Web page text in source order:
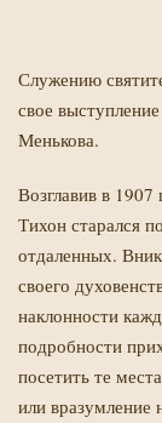
Служению
свое
Менькова.
Возглавив в
Тихон старался
отдаленных.
своего
наклонности
подробности
посетить те
или